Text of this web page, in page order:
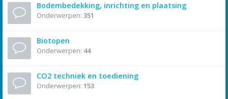
Bodembedekking, inrichting en plaatsing
Onderwerpen: 351
Biotopen
Onderwerpen: 44
CO2 techniek en toediening
Onderwerpen: 153